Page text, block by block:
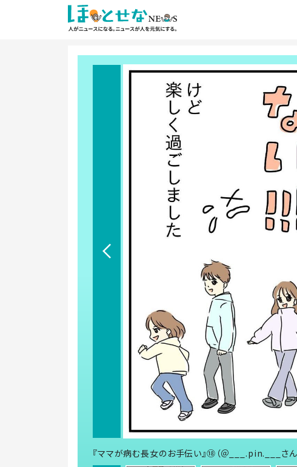
『ママが病む長女のお手伝い』⑱（＠___.pin.___さん